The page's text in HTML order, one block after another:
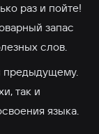
раз и пойте!
запас
слов.
предыдущему.
так и
языка.